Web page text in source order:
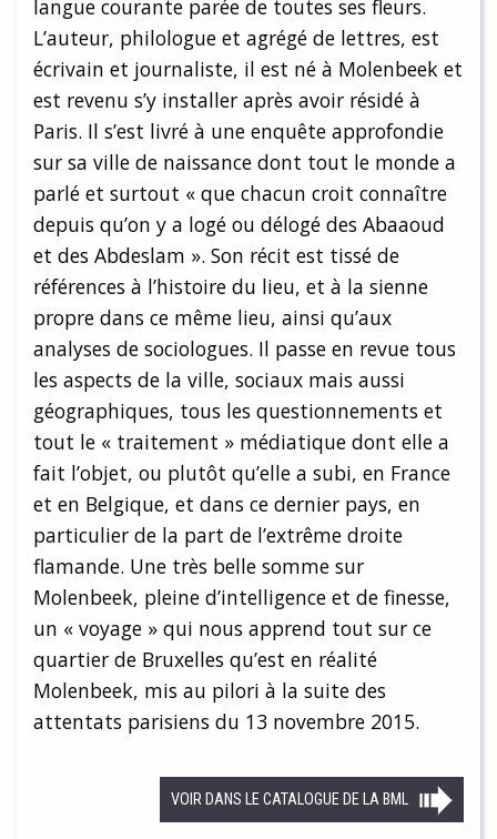
langue courante parée de toutes ses fleurs.
L’auteur, philologue et agrégé de lettres, est
écrivain et journaliste, il est né à Molenbeek et
est revenu s’y installer après avoir résidé à
Paris. Il s’est livré à une enquête approfondie
sur sa ville de naissance dont tout le monde a
parlé et surtout « que chacun croit connaître
depuis qu’on y a logé ou délogé des Abaaoud
et des Abdeslam ». Son récit est tissé de
références à l’histoire du lieu, et à la sienne
propre dans ce même lieu, ainsi qu’aux
analyses de sociologues. Il passe en revue tous
les aspects de la ville, sociaux mais aussi
géographiques, tous les questionnements et
tout le « traitement » médiatique dont elle a
fait l’objet, ou plutôt qu’elle a subi, en France
et en Belgique, et dans ce dernier pays, en
particulier de la part de l’extrême droite
flamande. Une très belle somme sur
Molenbeek, pleine d’intelligence et de finesse,
un « voyage » qui nous apprend tout sur ce
quartier de Bruxelles qu’est en réalité
Molenbeek, mis au pilori à la suite des
attentats parisiens du 13 novembre 2015.
VOIR DANS LE CATALOGUE DE LA BML